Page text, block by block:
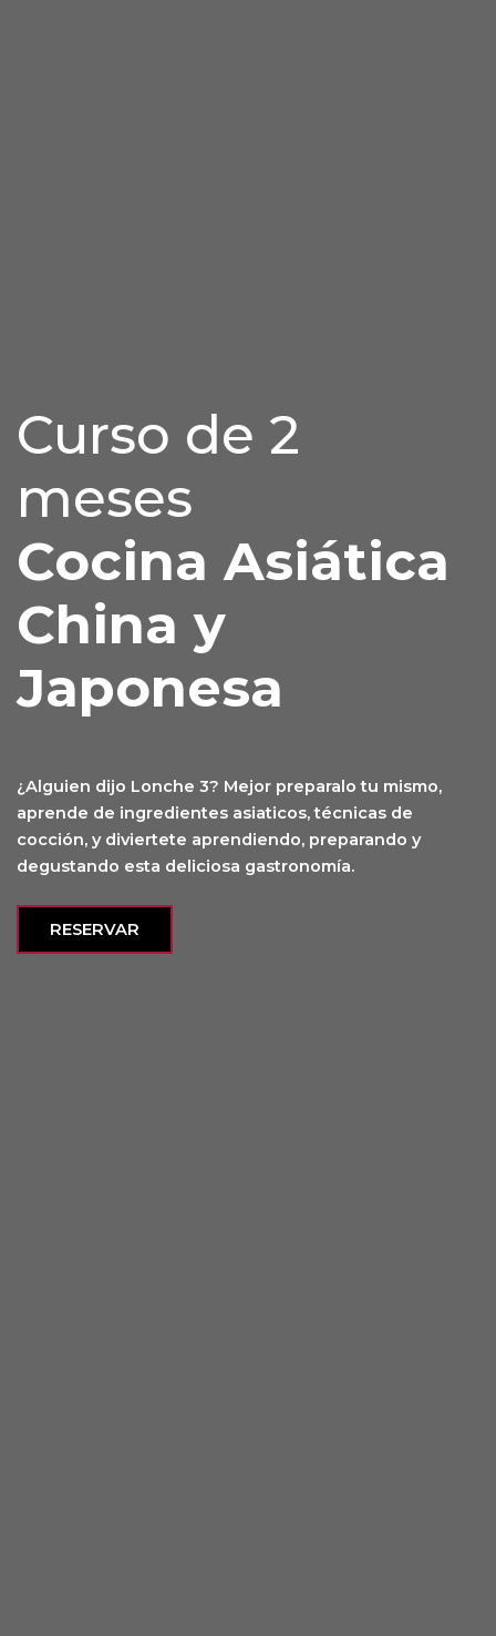
Curso de 2
meses
Cocina Asiática
China y
Japonesa
¿Alguien dijo Lonche 3? Mejor preparalo tu mismo,
aprende de ingredientes asiaticos, técnicas de
cocción, y diviertete aprendiendo, preparando y
degustando esta deliciosa gastronomía.
RESERVAR